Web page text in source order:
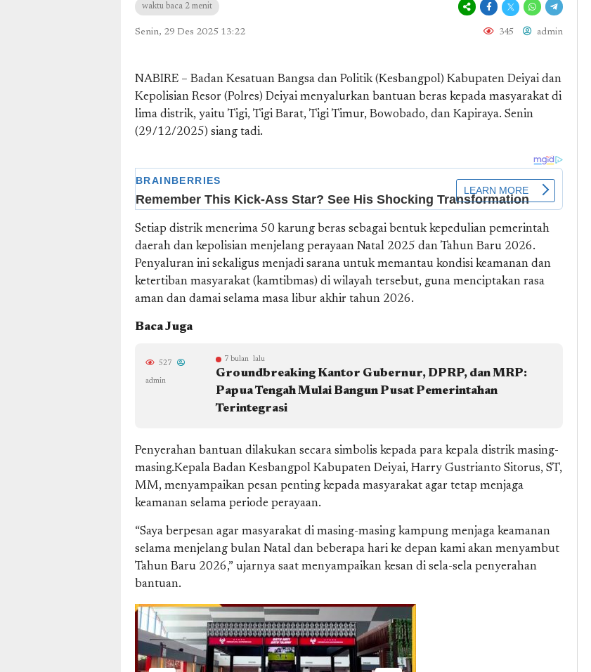
waktu baca 2 menit
Senin, 29 Des 2025 13:22 345 admin
NABIRE – Badan Kesatuan Bangsa dan Politik (Kesbangpol) Kabupaten Deiyai dan
Kepolisian Resor (Polres) Deiyai menyalurkan bantuan beras kepada masyarakat di
lima distrik, yaitu Tigi, Tigi Barat, Tigi Timur, Bowobado, dan Kapiraya. Senin
(29/12/2025) siang tadi.
Setiap distrik menerima 50 karung beras sebagai bentuk kepedulian pemerintah
daerah dan kepolisian menjelang perayaan Natal 2025 dan Tahun Baru 2026.
Penyaluran ini sekaligus menjadi sarana untuk memantau kondisi keamanan dan
ketertiban masyarakat (kamtibmas) di wilayah tersebut, guna menciptakan rasa
aman dan damai selama masa libur akhir tahun 2026.
Baca Juga
7 bulan lalu
Groundbreaking Kantor Gubernur, DPRP, dan MRP:
Papua Tengah Mulai Bangun Pusat Pemerintahan
Terintegrasi
527
admin
Penyerahan bantuan dilakukan secara simbolis kepada para kepala distrik masing-
masing.Kepala Badan Kesbangpol Kabupaten Deiyai, Harry Gustrianto Sitorus, ST,
MM, menyampaikan pesan penting kepada masyarakat agar tetap menjaga
keamanan selama periode perayaan.
“Saya berpesan agar masyarakat di masing-masing kampung menjaga keamanan
selama menjelang bulan Natal dan beberapa hari ke depan kami akan menyambut
Tahun Baru 2026,” ujarnya saat menyampaikan kesan di sela-sela penyerahan
bantuan.
Cenderawasih Karsa Store